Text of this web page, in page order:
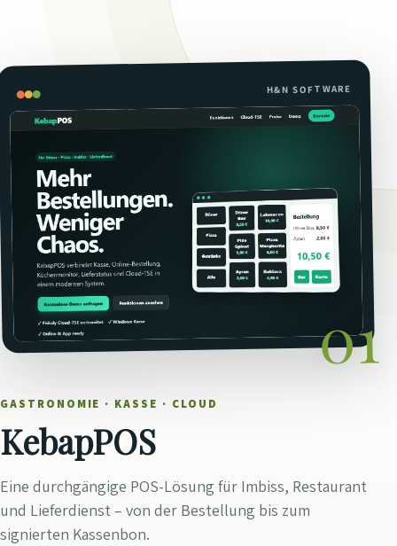
H&N SOFTWARE
01
GASTRONOMIE · KASSE · CLOUD
KebapPOS
Eine durchgängige POS-Lösung für Imbiss, Restaurant
und Lieferdienst – von der Bestellung bis zum
signierten Kassenbon.